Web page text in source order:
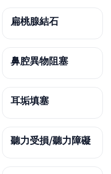
扁桃腺結石
鼻腔異物阻塞
耳垢填塞
聽力受損/聽力障礙